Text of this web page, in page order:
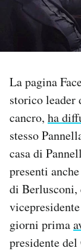
PODCAST
I MIEI
SHOP
AREA
Area
La pagina
storico leader
cancro, ha
stesso
casa di
presenti
di Berlusconi,
giorni prima
presidente